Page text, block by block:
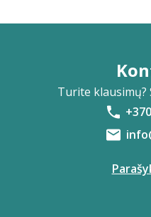
Turite klausimų?